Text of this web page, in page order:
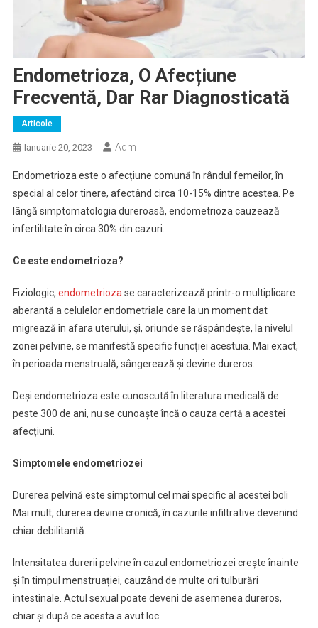
Endometrioza, O Afecțiune
Frecventă, Dar Rar Diagnosticată
Articole
Ianuarie 20, 2023 Adm
Endometrioza este o afecțiune comună în rândul femeilor, în
special al celor tinere, afectând circa 10-15% dintre acestea. Pe
lângă simptomatologia dureroasă, endometrioza cauzează
infertilitate în circa 30% din cazuri.
Ce este endometrioza?
Fiziologic, endometriozase caracterizează printr-o multiplicare
aberantă a celulelor endometriale care la un moment dat
migrează în afara uterului, și, oriunde se răspândește, la nivelul
zonei pelvine, se manifestă specific funcției acestuia. Mai exact,
în perioada menstruală, sângerează și devine dureros.
Deși endometrioza este cunoscută în literatura medicală de
peste 300 de ani, nu se cunoaște încă o cauza certă a acestei
afecțiuni.
Simptomele endometriozei
Durerea pelvină este simptomul cel mai specific al acestei boli
Mai mult, durerea devine cronică, în cazurile infiltrative devenind
chiar debilitantă.
Intensitatea durerii pelvine în cazul endometriozei crește înainte
și în timpul menstruației, cauzând de multe ori tulburări
intestinale. Actul sexual poate deveni de asemenea dureros,
chiar și după ce acesta a avut loc.